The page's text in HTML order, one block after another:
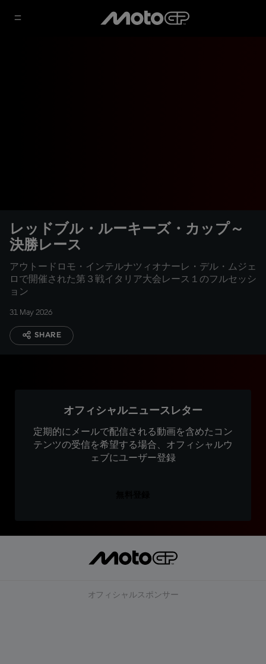
レッドブル・ルーキーズ・カップ～
決勝レース
アウトードロモ・インテルナツィオナーレ・デル・ムジェ
ロで開催された第３戦イタリア大会レース１のフルセッシ
ョン
31 May 2026
SHARE
オフィシャルニュースレター
定期的にメールで配信される動画を含めたコン
テンツの受信を希望する場合、オフィシャルウ
ェブにユーザー登録
オフィシャルスポンサー